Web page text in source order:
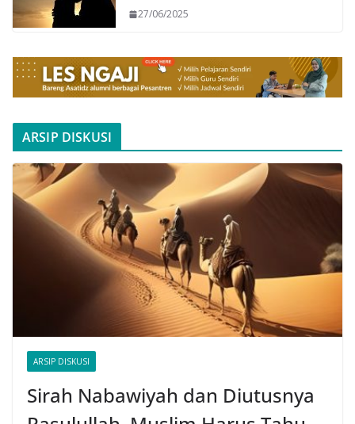
27/06/2025
ARSIP DISKUSI
ARSIP DISKUSI
Sirah Nabawiyah dan Diutusnya